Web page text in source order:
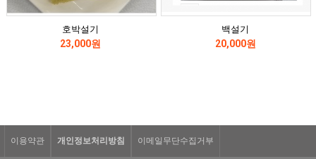
호박설기
23,000원
백설기
20,000원
이용약관 개인정보처리방침 이메일무단수집거부